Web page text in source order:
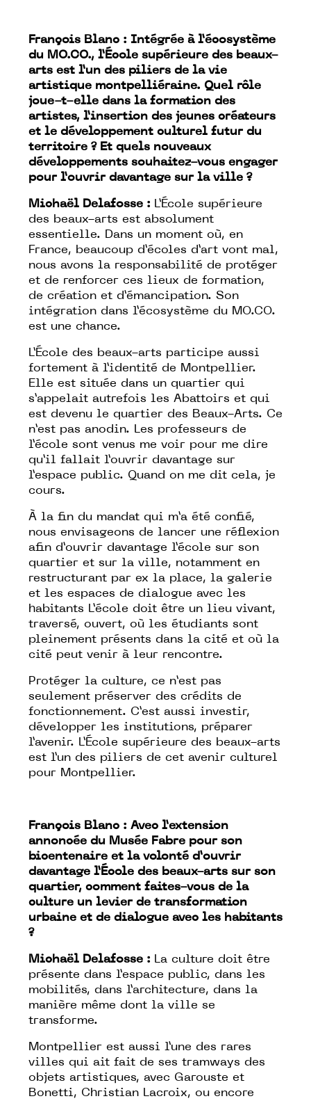
François Blanc : Intégrée à l’écosystème
du MO.CO., l’École supérieure des beaux-
arts est l’un des piliers de la vie
artistique montpelliéraine. Quel rôle
joue-t-elle dans la formation des
artistes, l’insertion des jeunes créateurs
et le développement culturel futur du
territoire ? Et quels nouveaux
développements souhaitez-vous engager
pour l’ouvrir davantage sur la ville ?
Michaël Delafosse : L’École supérieure
des beaux-arts est absolument
essentielle. Dans un moment où, en
France, beaucoup d’écoles d’art vont mal,
nous avons la responsabilité de protéger
et de renforcer ces lieux de formation,
de création et d’émancipation. Son
intégration dans l’écosystème du MO.CO.
est une chance.
L’École des beaux-arts participe aussi
fortement à l’identité de Montpellier.
Elle est située dans un quartier qui
s’appelait autrefois les Abattoirs et qui
est devenu le quartier des Beaux-Arts. Ce
n’est pas anodin. Les professeurs de
l’école sont venus me voir pour me dire
qu’il fallait l’ouvrir davantage sur
l’espace public. Quand on me dit cela, je
cours.
À la fin du mandat qui m’a été confié,
nous envisageons de lancer une réflexion
afin d’ouvrir davantage l’école sur son
quartier et sur la ville, notamment en
restructurant par ex la place, la galerie
et les espaces de dialogue avec les
habitants L’école doit être un lieu vivant,
traversé, ouvert, où les étudiants sont
pleinement présents dans la cité et où la
cité peut venir à leur rencontre.
Protéger la culture, ce n’est pas
seulement préserver des crédits de
fonctionnement. C’est aussi investir,
développer les institutions, préparer
l’avenir. L’École supérieure des beaux-arts
est l’un des piliers de cet avenir culturel
pour Montpellier.
François Blanc : Avec l’extension
annoncée du Musée Fabre pour son
bicentenaire et la volonté d’ouvrir
davantage l’École des beaux-arts sur son
quartier, comment faites-vous de la
culture un levier de transformation
urbaine et de dialogue avec les habitants
?
Michaël Delafosse : La culture doit être
présente dans l’espace public, dans les
mobilités, dans l’architecture, dans la
manière même dont la ville se
transforme.
Montpellier est aussi l’une des rares
villes qui ait fait de ses tramways des
objets artistiques, avec Garouste et
Bonetti, Christian Lacroix, ou encore